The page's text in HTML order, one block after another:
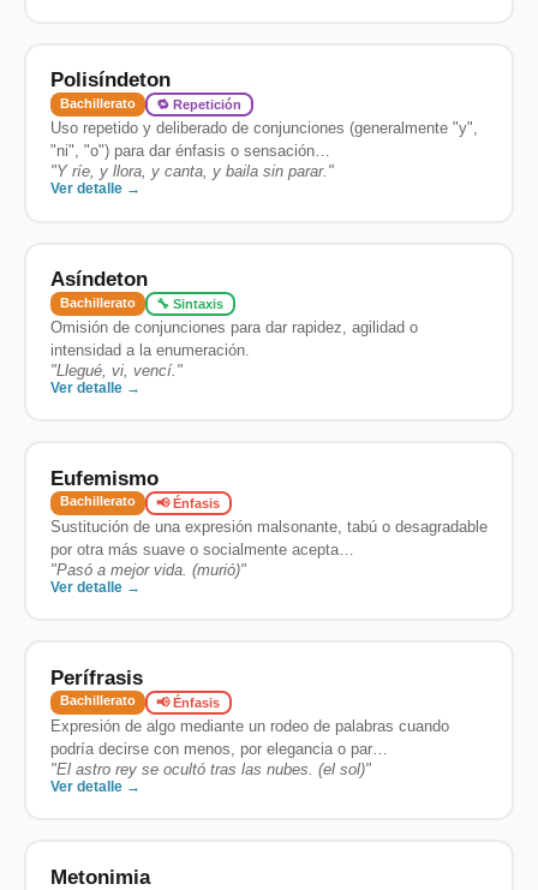
Polisíndeton
Bachillerato 🔁 Repetición
Uso repetido y deliberado de conjunciones (generalmente "y",
"ni", "o") para dar énfasis o sensación…
"Y ríe, y llora, y canta, y baila sin parar. "
Ver detalle →
Asíndeton
Bachillerato 🔧 Sintaxis
Omisión de conjunciones para dar rapidez, agilidad o
intensidad a la enumeración.
"Llegué, vi, vencí. "
Ver detalle →
Eufemismo
Bachillerato 📢 Énfasis
Sustitución de una expresión malsonante, tabú o desagradable
por otra más suave o socialmente acepta…
"Pasó a mejor vida. (murió)"
Ver detalle →
Perífrasis
Bachillerato 📢 Énfasis
Expresión de algo mediante un rodeo de palabras cuando
podría decirse con menos, por elegancia o par…
"El astro rey se ocultó tras las nubes. (el sol)"
Ver detalle →
Metonimia